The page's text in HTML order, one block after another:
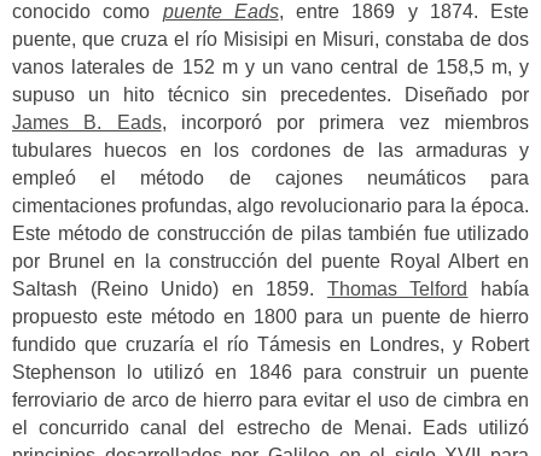
conocido como puente Eads, entre 1869 y 1874. Este
puente, que cruza el río Misisipi en Misuri, constaba de dos
vanos laterales de 152 m y un vano central de 158,5 m, y
supuso un hito técnico sin precedentes. Diseñado por
James B. Eads, incorporó por primera vez miembros
tubulares huecos en los cordones de las armaduras y
empleó el método de cajones neumáticos para
cimentaciones profundas, algo revolucionario para la época.
Este método de construcción de pilas también fue utilizado
por Brunel en la construcción del puente Royal Albert en
Saltash (Reino Unido) en 1859. Thomas Telford
había
propuesto este método en 1800 para un puente de hierro
fundido que cruzaría el río Támesis en Londres, y Robert
Stephenson lo utilizó en 1846 para construir un puente
ferroviario de arco de hierro para evitar el uso de cimbra en
el concurrido canal del estrecho de Menai. Eads utilizó